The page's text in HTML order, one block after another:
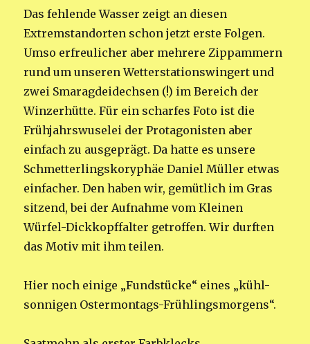
Das fehlende Wasser zeigt an diesen
Extremstandorten schon jetzt erste Folgen.
Umso erfreulicher aber mehrere Zippammern
rund um unseren Wetterstationswingert und
zwei Smaragdeidechsen (!) im Bereich der
Winzerhütte. Für ein scharfes Foto ist die
Frühjahrswuselei der Protagonisten aber
einfach zu ausgeprägt. Da hatte es unsere
Schmetterlingskoryphäe Daniel Müller etwas
einfacher. Den haben wir, gemütlich im Gras
sitzend, bei der Aufnahme vom Kleinen
Würfel-Dickkopffalter getroffen. Wir durften
das Motiv mit ihm teilen.
Hier noch einige „Fundstücke“ eines „kühl-
sonnigen Ostermontags-Frühlingsmorgens“.